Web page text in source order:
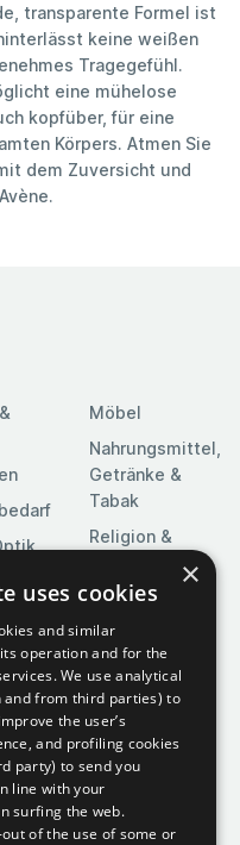
transparente Formel ist
keine weißen
Tragegefühl.
eine mühelose
kopfüber, für eine
Körpers. Atmen Sie
dem Zuversicht und
Möbel
Nahrungsmittel,
Getränke &
Tabak
Religion &
Feierlichkeiten
Software
Spielzeuge &
Spiele
Sportartikel
×
uses cookies
and similar
operation and for the
We use analytical
and from third parties) to
the user’s
and profiling cookies
party) to send you
line with your
surfing the web.
of the use of some or